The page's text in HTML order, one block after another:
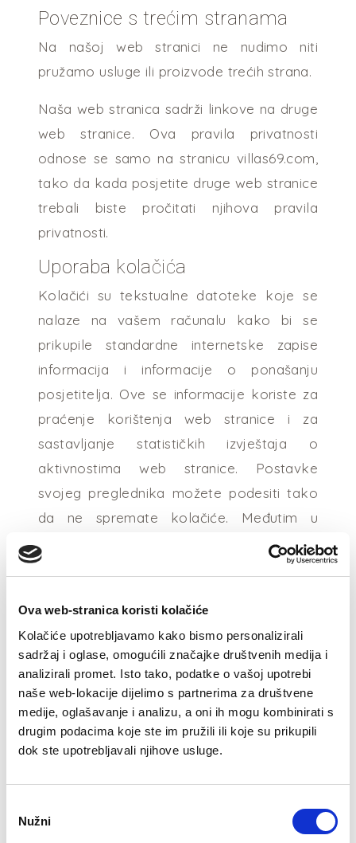
Ova web-stranica koristi kolačiće
Kolačiće upotrebljavamo kako bismo personalizirali
sadržaj i oglase, omogućili značajke društvenih medija i
analizirali promet. Isto tako, podatke o vašoj upotrebi
naše web-lokacije dijelimo s partnerima za društvene
medije, oglašavanje i analizu, a oni ih mogu kombinirati s
drugim podacima koje ste im pružili ili koje su prikupili
dok ste upotrebljavali njihove usluge.
pristanka
Nužni
Poveznice s trećim stranama
Na našoj web stranici ne nudimo niti
pružamo usluge ili proizvode trećih strana.
Naša web stranica sadrži linkove na druge
web stranice. Ova pravila privatnosti
odnose se samo na stranicu villas69.com,
tako da kada posjetite druge web stranice
trebali biste pročitati njihova pravila
privatnosti.
Uporaba kolačića
Kolačići su tekstualne datoteke koje se
nalaze na vašem računalu kako bi se
prikupile standardne internetske zapise
informacija i informacije o ponašanju
posjetitelja. Ove se informacije koriste za
praćenje korištenja web stranice i za
sastavljanje statističkih izvještaja o
aktivnostima web stranice. Postavke
svojeg preglednika možete podesiti tako
da ne spremate kolačiće. Međutim u
nekim slučajevima neke od funkcionalnosti
naše web stranice zahtijevaju kolačiće i
prihvatiti.
Pristup vašim informacijama,
izmjenama i drugim pravima
Imate pravo zatražiti kopiju podataka
koje pohranjujemo o vama. Ukoliko želite
kopiju vaših osobnih podataka molimo vas
vaši osobni podaci ispravni i ažurni. Možete